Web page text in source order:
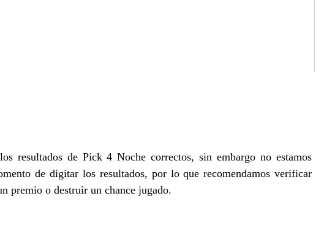
resultados de Pick 4 Noche correctos, sin embargo no estamos
de digitar los resultados, por lo que recomendamos verificar
premio o destruir un chance jugado.